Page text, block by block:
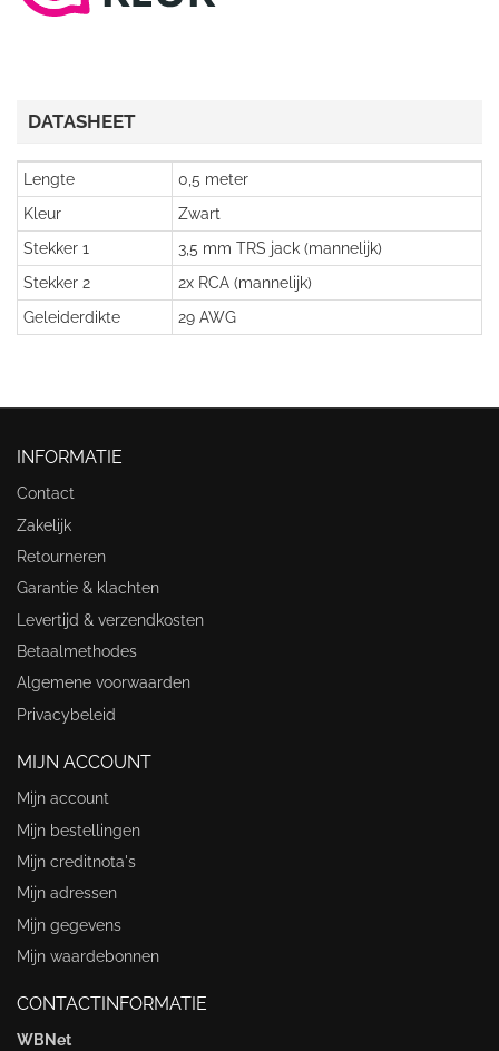
DATASHEET
Lengte
0,5 meter
Kleur
Zwart
Stekker 1
3,5 mm TRS jack (mannelijk)
Stekker 2
2x RCA (mannelijk)
Geleiderdikte
29 AWG
INFORMATIE
Contact
Zakelijk
Retourneren
Garantie & klachten
Levertijd & verzendkosten
Betaalmethodes
Algemene voorwaarden
Privacybeleid
MIJN ACCOUNT
Mijn account
Mijn bestellingen
Mijn creditnota's
Mijn adressen
Mijn gegevens
Mijn waardebonnen
CONTACTINFORMATIE
WBNet